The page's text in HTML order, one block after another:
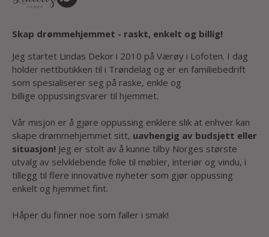
Skap drømmehjemmet - raskt, enkelt og billig!
Jeg startet Lindas Dekor i 2010 på Værøy i Lofoten. I dag
holder nettbutikken til i Trøndelag og er en familiebedrift
som spesialiserer seg på raske, enkle og
billige oppussingsvarer til hjemmet.
Vår misjon er å gjøre oppussing enklere slik at enhver kan
skape drømmehjemmet sitt, uavhengig av budsjett eller
situasjon! Jeg er stolt av å kunne tilby Norges største
utvalg av selvklebende folie til møbler, interiør og vindu, i
tillegg til flere innovative nyheter som gjør oppussing
enkelt og hjemmet fint.
Håper du finner noe som faller i smak!